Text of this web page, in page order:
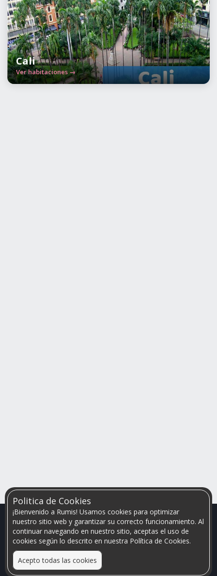
Cali
Ver habitaciones →
Politica de Cookies
¡Bienvenido a Rumis! Usamos cookies para optimizar
nuestro sitio web y garantizar su correcto funcionamiento. Al
continuar navegando en nuestro sitio, aceptas el uso de
cookies según lo descrito en nuestra Política de Cookies.
Acepto todas las cookies
Relacionamos personas que arriendan con las que buscan una